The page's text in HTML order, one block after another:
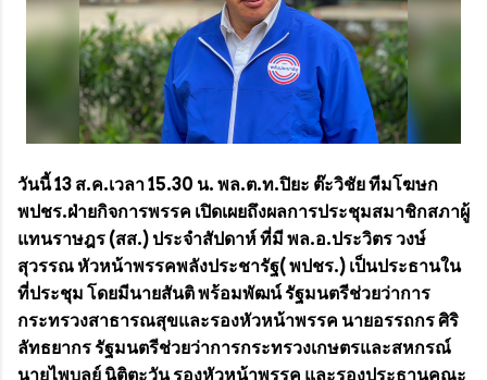
วันนี้ 13 ส.ค.เวลา 15.30 น. พล.ต.ท.ปิยะ ต๊ะวิชัย ทีมโฆษก
พปชร.ฝ่ายกิจการพรรค เปิดเผยถึงผลการประชุมสมาชิกสภาผู้
แทนราษฎร (สส.) ประจำสัปดาห์ ที่มี พล.อ.ประวิตร วงษ์
สุวรรณ หัวหน้าพรรคพลังประชารัฐ( พปชร.) เป็นประธานใน
ที่ประชุม โดยมีนายสันติ พร้อมพัฒน์ รัฐมนตรีช่วยว่าการ
กระทรวงสาธารณสุขและรองหัวหน้าพรรค นายอรรถกร ศิริ
ลัทธยากร รัฐมนตรีช่วยว่าการกระทรวงเกษตรและสหกรณ์
นายไพบูลย์ นิติตะวัน รองหัวหน้าพรรค และรองประธานคณะ